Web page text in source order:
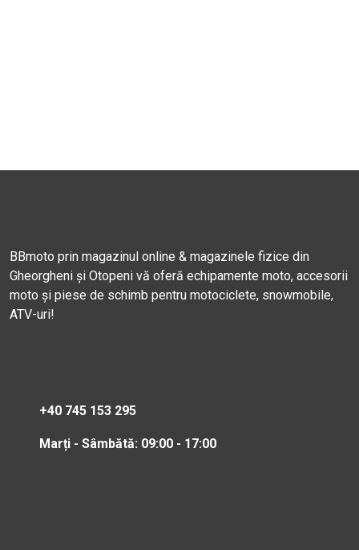
BBmoto prin magazinul online & magazinele fizice din
Gheorgheni și Otopeni vă oferă echipamente moto, accesorii
moto și piese de schimb pentru motociclete, snowmobile,
ATV-uri!
+40 745 153 295
Marți - Sâmbătă: 09:00 - 17:00